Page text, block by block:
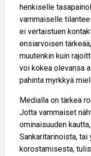
henkiselle
vammaiselle
ei vertaistuen
ensiarvoisen
muutenkin kuin
voi kokea olevansa
pahinta myrkkyä
Medialla on tärkeä
Jotta vammaiset
ominaisuuden
Sankaritarinoista,
korostamisesta,